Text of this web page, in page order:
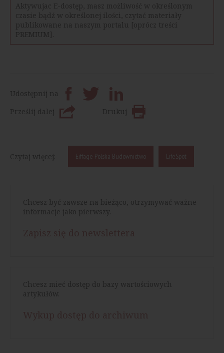
Aktywujac E-dostęp, masz możliwość w określonym
czasie bądź w określonej ilości, czytać materiały
publikowane na naszym portalu [oprócz treści
PREMIUM].
Udostępnij na
Prześlij dalej
Drukuj
Czytaj więcej: Eiffage Polska Budownictwo LifeSpot
Chcesz być zawsze na bieżąco, otrzymywać ważne
informacje jako pierwszy.
Chcesz mieć dostęp do bazy wartościowych
artykułów.